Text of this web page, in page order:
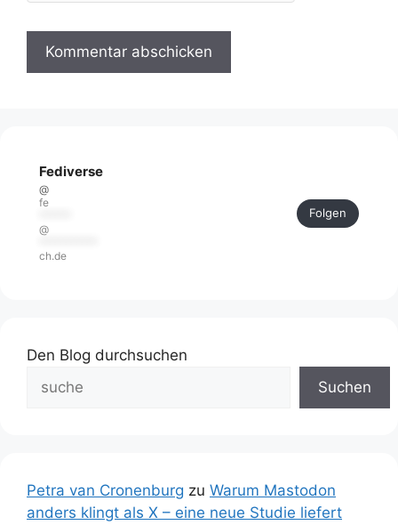
Fediverse
@
fe
@
ch.de
Folgen
Den Blog durchsuchen
Suchen
Petra van Cronenburg zu Warum Mastodon
anders klingt als X – eine neue Studie liefert